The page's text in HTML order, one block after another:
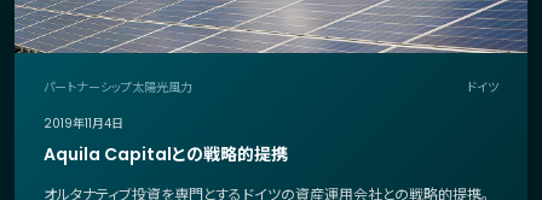
パートナーシップ太陽光風力
ドイツ
2019年11月4日
Aquila Capitalとの戦略的提携
オルタナティブ投資を専門とするドイツの資産運用会社との戦略的提携。